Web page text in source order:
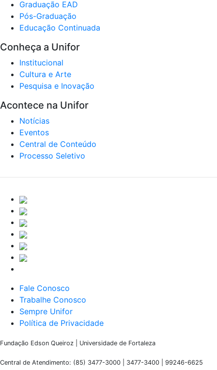
Graduação EAD
Pós-Graduação
Educação Continuada
Conheça a Unifor
Institucional
Cultura e Arte
Pesquisa e Inovação
Acontece na Unifor
Notícias
Eventos
Central de Conteúdo
Processo Seletivo
Fale Conosco
Trabalhe Conosco
Sempre Unifor
Política de Privacidade
Fundação Edson Queiroz | Universidade de Fortaleza
Central de Atendimento: (85) 3477-3000 | 3477-3400 | 99246-6625